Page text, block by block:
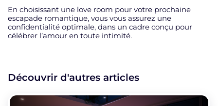
En choisissant une love room pour votre prochaine
escapade romantique, vous vous assurez une
confidentialité optimale, dans un cadre conçu pour
célébrer l’amour en toute intimité.
Découvrir d'autres articles